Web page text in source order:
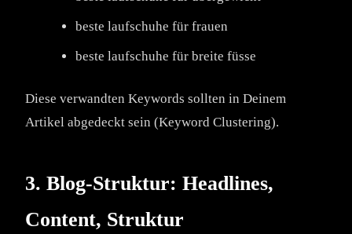
beste laufschuhe für frauen
beste laufschuhe für breite füsse
Diese verwandten Keywords sollten in Deinem
Artikel abgedeckt sein (Keyword Clustering).
3. Blog-Struktur: Headlines,
Content, Struktur